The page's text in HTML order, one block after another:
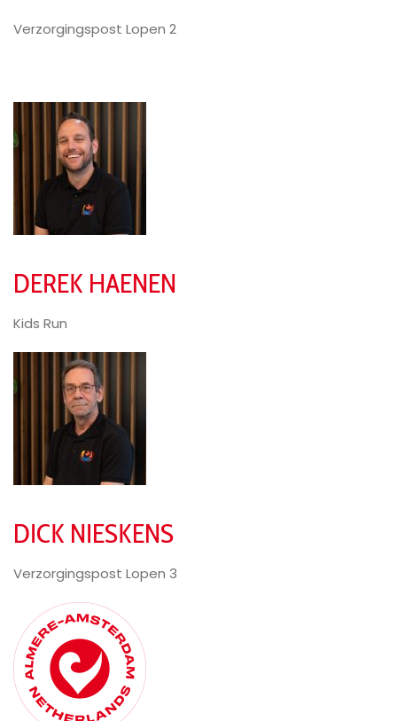
Verzorgingspost Lopen 2
DEREK HAENEN
Kids Run
DICK NIESKENS
Verzorgingspost Lopen 3